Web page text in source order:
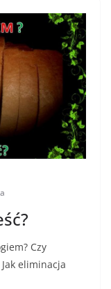
Czy
eliminacja